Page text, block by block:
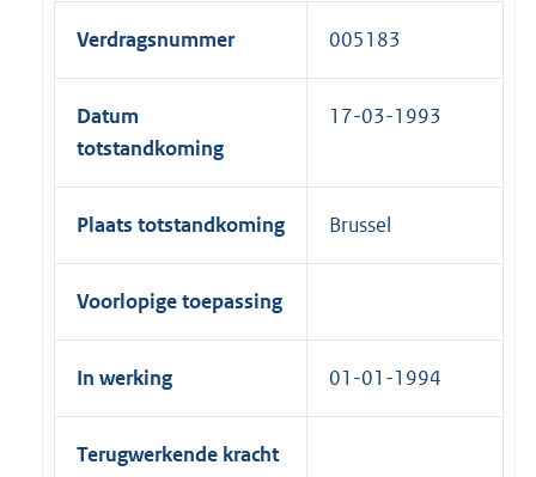
Verdragsnummer 005183
Datum
totstandkoming
17-03-1993
Plaats totstandkoming Brussel
Voorlopige toepassing
In werking 01-01-1994
Terugwerkende kracht